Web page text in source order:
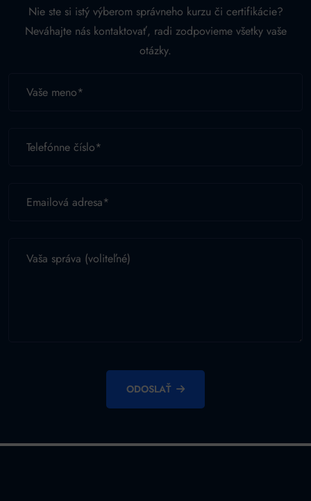
Nie ste si istý výberom správneho kurzu či certifikácie?
Neváhajte nás kontaktovať, radi zodpovieme všetky vaše
otázky.
ODOSLAŤ